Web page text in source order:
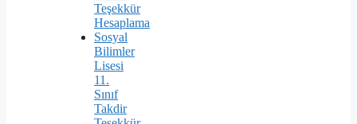
Teşekkür
Hesaplama
Sosyal
Bilimler
Lisesi
11.
Sınıf
Takdir